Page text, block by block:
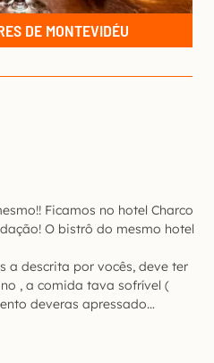
DE MONTEVIDÉU
Ficamos no hotel Charco
O bistrô do mesmo hotel
a descrita por vocês, deve ter
, a comida tava sofrível (
deveras apressado…